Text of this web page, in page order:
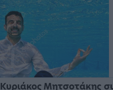
Κυριάκος Μητσοτάκης